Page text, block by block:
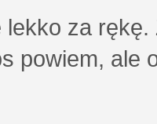
za
powiem, ale